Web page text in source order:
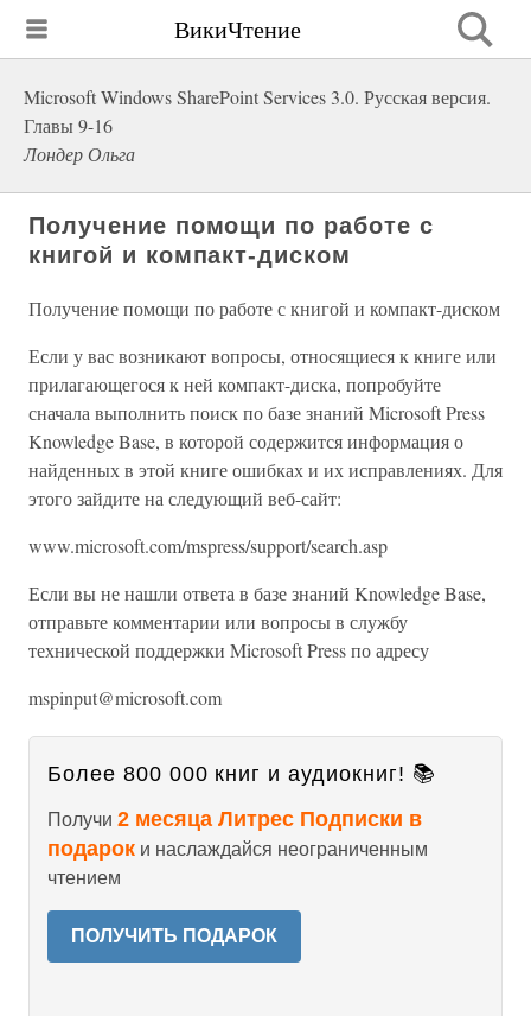
ВикиЧтение
Microsoft Windows SharePoint Services 3.0. Русская версия.
Главы 9-16
Лондер Ольга
Получение помощи по работе с
книгой и компакт-диском
Получение помощи по работе с книгой и компакт-диском
Если у вас возникают вопросы, относящиеся к книге или
прилагающегося к ней компакт-диска, попробуйте
сначала выполнить поиск по базе знаний Microsoft Press
Knowledge Base, в которой содержится информация о
найденных в этой книге ошибках и их исправлениях. Для
этого зайдите на следующий веб-сайт:
www.microsoft.com/mspress/support/searсh.asp
Если вы не нашли ответа в базе знаний Knowledge Base,
отправьте комментарии или вопросы в службу
технической поддержки Microsoft Press по адресу
mspinput@microsoft.com
Более 800 000 книг и аудиокниг! 📚
Получи 2 месяца Литрес Подписки в
подарок и наслаждайся неограниченным
чтением
ПОЛУЧИТЬ ПОДАРОК